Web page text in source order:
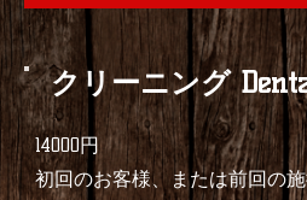
クリーニング
14000円
初回のお客様、または前回の施